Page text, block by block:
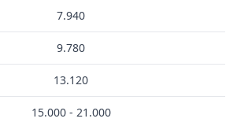
7.940
9.780
13.120
15.000 - 21.000